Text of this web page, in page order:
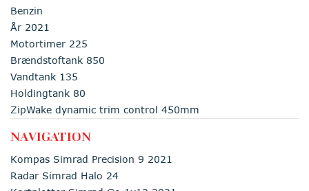
Benzin
År 2021
Motortimer 225
Brændstoftank 850
Vandtank 135
Holdingtank 80
ZipWake dynamic trim control 450mm
NAVIGATION
Kompas Simrad Precision 9 2021
Radar Simrad Halo 24